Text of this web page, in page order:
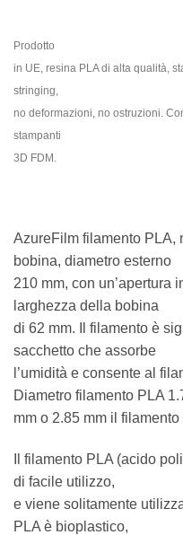
Prodotto
in UE, resina PLA di alta qualità,
stringing,
no deformazioni, no ostruzioni.
stampanti
3D FDM.
AzureFilm filamento PLA,
bobina, diametro esterno
210 mm, con un’apertura
larghezza della bobina
di 62 mm. Il filamento è
sacchetto che assorbe
l’umidità e consente al
Diametro filamento PLA
mm o 2.85 mm il
Il filamento PLA (acido
di facile utilizzo,
e viene solitamente
PLA è bioplastico,